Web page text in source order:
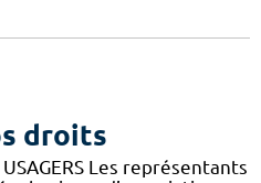
droits
USAGERS Les représentants